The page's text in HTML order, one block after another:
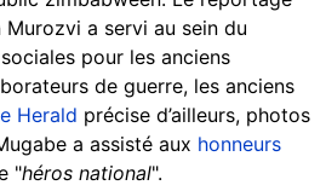
a servi au sein du
pour les anciens
de guerre, les anciens
Herald précise d’ailleurs, photos
a assisté aux honneurs
"héros national".